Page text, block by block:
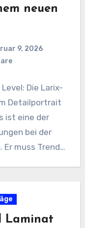
neuen
9, 2026
Die Larix-
Detailportrait
ist eine der
bei der
Er muss Trends
Laminat